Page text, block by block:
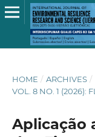
HOME / ARCHIVES /
VOL. 8 NO. 1 (2026):
Aplicação